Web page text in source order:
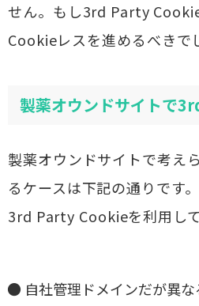
せん。もし3rd Party
Cookieレスを進めるべきで
製薬オウンドサイトで
製薬オウンドサイトで考え
るケースは下記の通りです
3rd Party Cookieを利用し
● 自社管理ドメインだが異